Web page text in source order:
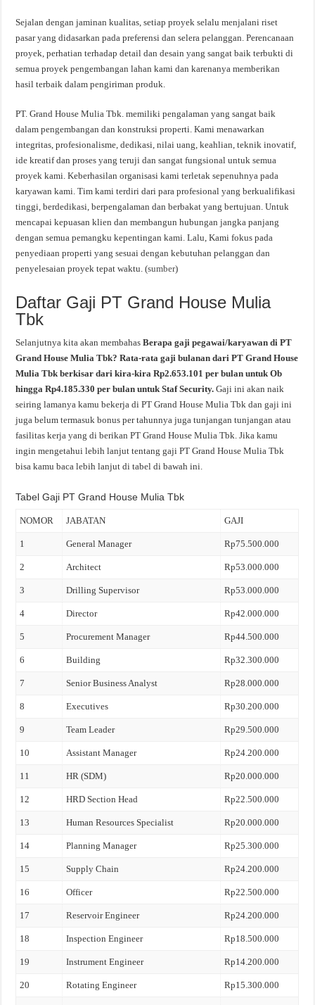
Sejalan dengan jaminan kualitas, setiap proyek selalu menjalani riset
pasar yang didasarkan pada preferensi dan selera pelanggan. Perencanaan
proyek, perhatian terhadap detail dan desain yang sangat baik terbukti di
semua proyek pengembangan lahan kami dan karenanya memberikan
hasil terbaik dalam pengiriman produk.
PT. Grand House Mulia Tbk. memiliki pengalaman yang sangat baik
dalam pengembangan dan konstruksi properti. Kami menawarkan
integritas, profesionalisme, dedikasi, nilai uang, keahlian, teknik inovatif,
ide kreatif dan proses yang teruji dan sangat fungsional untuk semua
proyek kami. Keberhasilan organisasi kami terletak sepenuhnya pada
karyawan kami. Tim kami terdiri dari para profesional yang berkualifikasi
tinggi, berdedikasi, berpengalaman dan berbakat yang bertujuan. Untuk
mencapai kepuasan klien dan membangun hubungan jangka panjang
dengan semua pemangku kepentingan kami. Lalu, Kami fokus pada
penyediaan properti yang sesuai dengan kebutuhan pelanggan dan
penyelesaian proyek tepat waktu. (sumber)
Daftar Gaji PT Grand House Mulia
Tbk
Selanjutnya kita akan membahasBerapa gaji pegawai/karyawan di PT
Grand House Mulia Tbk? Rata-rata gaji bulanan dari PT Grand House
Mulia Tbk berkisar dari kira-kira Rp2.653.101 per bulan untuk Ob
hingga Rp4.185.330 per bulan untuk Staf Security.Gaji ini akan naik
seiring lamanya kamu bekerja di PT Grand House Mulia Tbk dan gaji ini
juga belum termasuk bonus per tahunnya juga tunjangan tunjangan atau
fasilitas kerja yang di berikan PT Grand House Mulia Tbk. Jika kamu
ingin mengetahui lebih lanjut tentang gaji PT Grand House Mulia Tbk
bisa kamu baca lebih lanjut di tabel di bawah ini.
Tabel Gaji PT Grand House Mulia Tbk
NOMOR JABATAN GAJI
1 General Manager Rp75.500.000
2 Architect Rp53.000.000
3 Drilling Supervisor Rp53.000.000
4 Director Rp42.000.000
5 Procurement Manager Rp44.500.000
6 Building Rp32.300.000
7 Senior Business Analyst Rp28.000.000
8 Executives Rp30.200.000
9 Team Leader Rp29.500.000
10 Assistant Manager Rp24.200.000
11 HR (SDM) Rp20.000.000
12 HRD Section Head Rp22.500.000
13 Human Resources Specialist Rp20.000.000
14 Planning Manager Rp25.300.000
15 Supply Chain Rp24.200.000
16 Officer Rp22.500.000
17 Reservoir Engineer Rp24.200.000
18 Inspection Engineer Rp18.500.000
19 Instrument Engineer Rp14.200.000
20 Rotating Engineer Rp15.300.000